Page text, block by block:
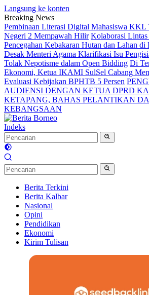
Langsung ke konten
Breaking News
Pembinaan Literasi Digital Mahasiswa KKL
Negeri 2 Mempawah Hilir Kolaborasi
Pencegahan Kebakaran Hutan dan Lahan di
Desak Menteri Agama Klarifikasi Isu
Tolak Nepotisme dalam Open Bidding Di
Ekonomi, Ketua IKAMI SulSel Cabang
Evaluasi Kebijakan BPHTB 5 Persen
AUDIENSI DENGAN KETUA DPRD
KETAPANG, BAHAS PELANTIKAN
KEBANGSAAN
Indeks
Berita Terkini
Berita Kalbar
Nasional
Opini
Pendidikan
Ekonomi
Kirim Tulisan